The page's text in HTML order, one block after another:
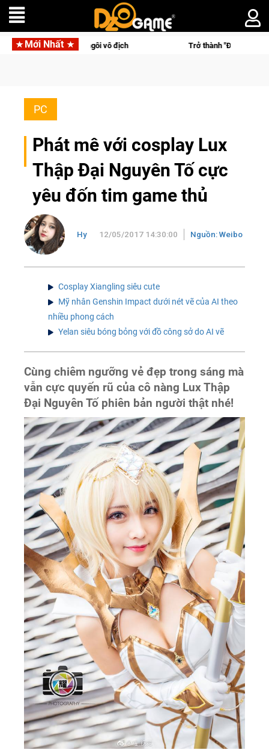
Mới Nhất
"Đại ca Mèo" khuấy đảo thế giới ngầm trong Cat Mafia
PC
Phát mê với cosplay Lux
Thập Đại Nguyên Tố cực
yêu đốn tim game thủ
Hy 12/05/2017 14:30:00 Nguồn: Weibo
Cosplay Xiangling siêu cute
Mỹ nhân Genshin Impact dưới nét vẽ của AI theo
nhiều phong cách
Yelan siêu bóng bỏng với đồ công sở do AI vẽ
Cùng chiêm ngưỡng vẻ đẹp trong sáng mà
vẫn cực quyến rũ của cô nàng Lux Thập
Đại Nguyên Tố phiên bản người thật nhé!